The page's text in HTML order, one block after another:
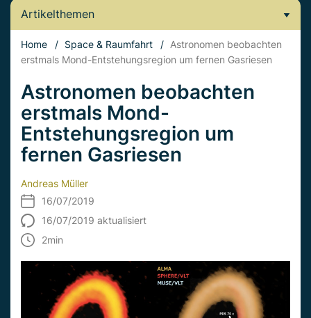
Artikelthemen
Home / Space & Raumfahrt / Astronomen beobachten
erstmals Mond-Entstehungsregion um fernen Gasriesen
Astronomen beobachten
erstmals Mond-
Entstehungsregion um
fernen Gasriesen
Andreas Müller
16/07/2019
16/07/2019 aktualisiert
2min